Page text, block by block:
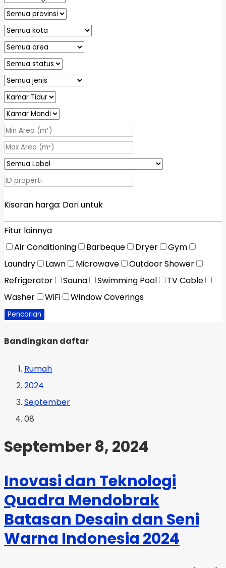
Kisaran harga: Dariuntuk
Fitur lainnya
Air Conditioning
Barbeque Dryer
Gym
Laundry
Lawn Microwave
Outdoor Shower
Refrigerator
Sauna Swimming Pool
TV Cable
Washer
WiFi Window Coverings
Pencarian
Bandingkan daftar
Rumah
2024
September
08
September 8, 2024
Inovasi dan Teknologi
Quadra Mendobrak
Batasan Desain dan Seni
Warna Indonesia 2024